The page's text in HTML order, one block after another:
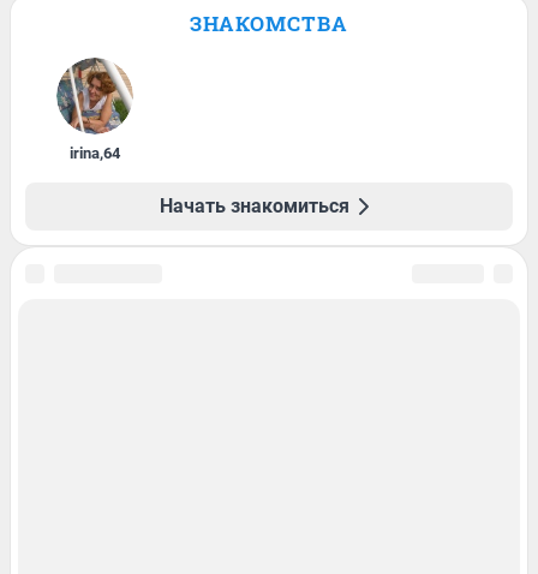
ЗНАКОМСТВА
irina,64
Начать знакомиться